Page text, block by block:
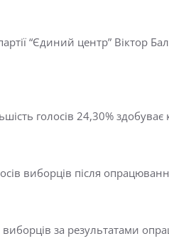
“Єдиний центр” Віктор
голосів 24,30%
виборців після
за результатами